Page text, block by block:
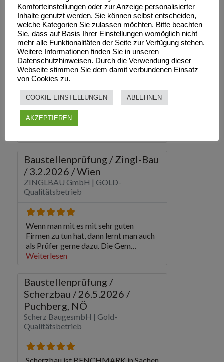
Komforteinstellungen oder zur Anzeige personalisierter
Inhalte genutzt werden. Sie können selbst entscheiden,
welche Kategorien Sie zulassen möchten. Bitte beachten
Sie, dass auf Basis Ihrer Einstellungen womöglich nicht
mehr alle Funktionalitäten der Seite zur Verfügung stehen.
Weitere Informationen finden Sie in unseren
Datenschutzhinweisen. Durch die Verwendung dieser
Webseite stimmen Sie dem damit verbundenen Einsatz
von Cookies zu.
COOKIE EINSTELLUNGEN ABLEHNEN
AKZEPTIEREN